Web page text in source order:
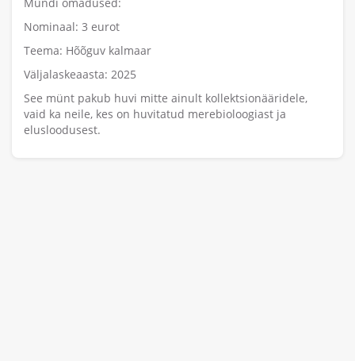
Nominaal: 3 eurot
Teema: Hõõguv kalmaar
Väljalaskeaasta: 2025
See münt pakub huvi mitte ainult kollektsionääridele,
vaid ka neile, kes on huvitatud merebioloogiast ja
elusloodusest.